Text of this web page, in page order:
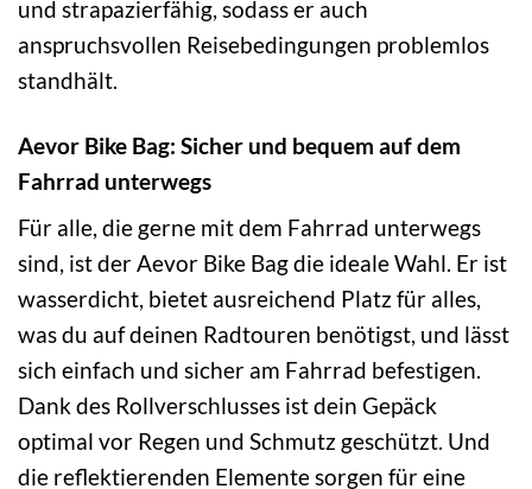
und strapazierfähig, sodass er auch
anspruchsvollen Reisebedingungen problemlos
standhält.
Aevor Bike Bag: Sicher und bequem auf dem
Fahrrad unterwegs
Für alle, die gerne mit dem Fahrrad unterwegs
sind, ist der Aevor Bike Bag die ideale Wahl. Er ist
wasserdicht, bietet ausreichend Platz für alles,
was du auf deinen Radtouren benötigst, und lässt
sich einfach und sicher am Fahrrad befestigen.
Dank des Rollverschlusses ist dein Gepäck
optimal vor Regen und Schmutz geschützt. Und
die reflektierenden Elemente sorgen für eine